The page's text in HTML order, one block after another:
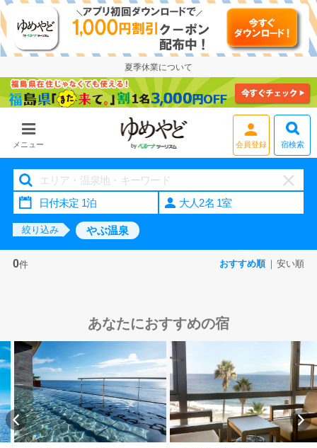
夏季休業について
メニュー 会員登録 宿検索
大人2名 1室
絞り込み やぶ温泉
0件 おすすめ順 安い順
あなたにおすすめの宿